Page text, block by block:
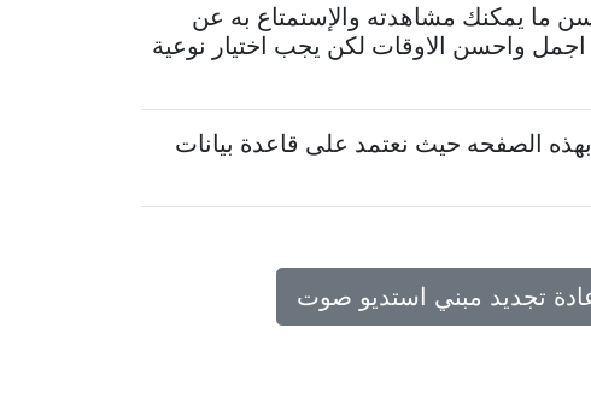
ما يمكنك مشاهدته والإستمتاع به عن
واحسن الاوقات لكن يجب اختيار نوعية
الصفحه حيث نعتمد على قاعدة بيانات
تجديد مبني استديو صوت